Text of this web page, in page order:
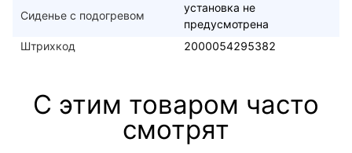
Сиденье с подогревом
установка не
предусмотрена
Штрихкод
2000054295382
С этим товаром часто
смотрят